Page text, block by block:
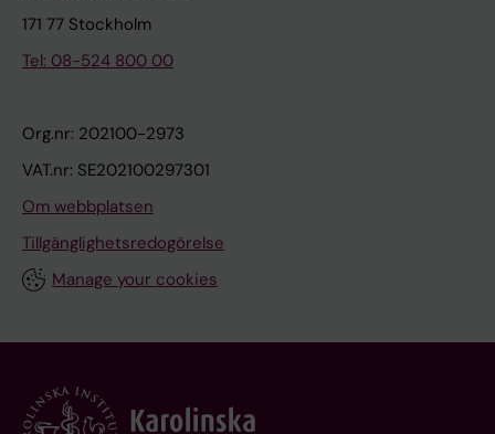
171 77 Stockholm
Tel: 08-524 800 00
Org.nr: 202100-2973
VAT.nr: SE202100297301
Om webbplatsen
Tillgänglighetsredogörelse
Manage your cookies